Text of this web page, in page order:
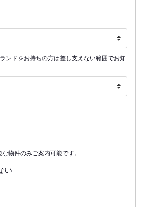
ンドをお持ちの方は差し支えない範囲でお知
物件のみご案内可能です。
い